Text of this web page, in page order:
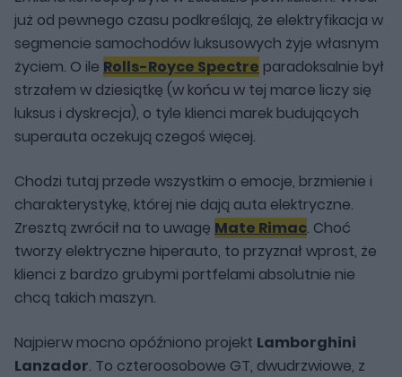
już od pewnego czasu podkreślają, że elektryfikacja w
segmencie samochodów luksusowych żyje własnym
życiem. O ile Rolls-Royce Spectre paradoksalnie był
strzałem w dziesiątkę (w końcu w tej marce liczy się
luksus i dyskrecja), o tyle klienci marek budujących
superauta oczekują czegoś więcej.
Chodzi tutaj przede wszystkim o emocje, brzmienie i
charakterystykę, której nie dają auta elektryczne.
Zresztą zwrócił na to uwagę Mate Rimac. Choć
tworzy elektryczne hiperauto, to przyznał wprost, że
klienci z bardzo grubymi portfelami absolutnie nie
chcą takich maszyn.
Najpierw mocno opóźniono projekt Lamborghini
Lanzador. To czteroosobowe GT, dwudrzwiowe, z